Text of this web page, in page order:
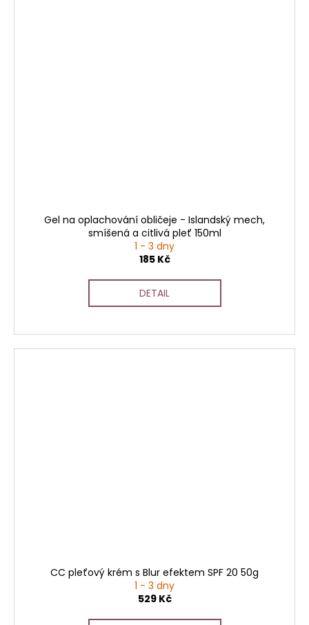
Gel na oplachování obličeje - Islandský mech,
smíšená a citlivá pleť 150ml
1 - 3 dny
185 Kč
DETAIL
CC pleťový krém s Blur efektem SPF 20 50g
1 - 3 dny
529 Kč